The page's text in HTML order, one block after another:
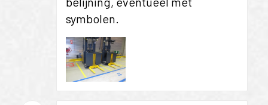
symbolen.